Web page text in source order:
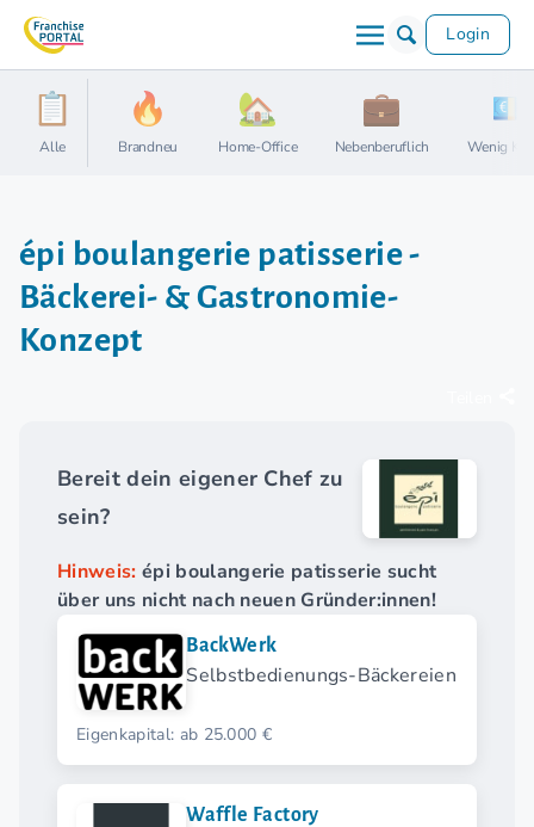
Login
Alle Brandneu Home-Office Nebenberuflich Wenig
épi boulangerie patisserie -
Bäckerei- & Gastronomie-
Konzept
Bereit dein eigener Chef zu
sein?
Hinweis: épi boulangerie patisserie sucht
über uns nicht nach neuen Gründer:innen!
BackWerk
Selbstbedienungs-Bäckereien
Eigenkapital: ab 25.000 €
Waffle Factory